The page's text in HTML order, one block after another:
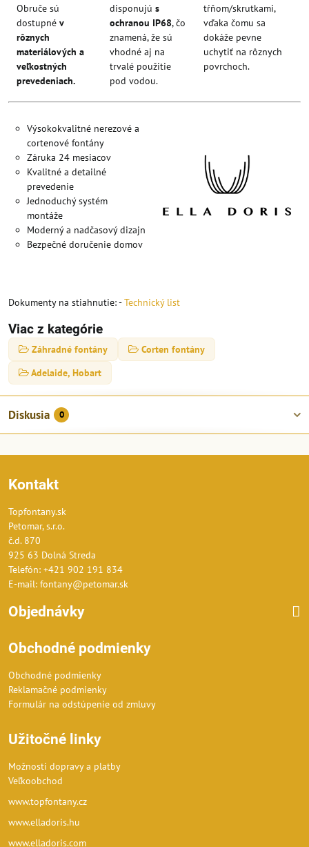
Obruče sú
dostupné v
rôznych
materiálových a
veľkostných
prevedeniach.
disponujú s
ochranou IP68, čo
znamená, že sú
vhodné aj na
trvalé použitie
pod vodou.
tŕňom/skrutkami,
vďaka čomu sa
dokáže pevne
uchytiť na rôznych
povrchoch.
Výsokokvalitné nerezové a
cortenové fontány
Záruka 24 mesiacov
Kvalitné a detailné
prevedenie
Jednoduchý systém
montáže
Moderný a nadčasový dizajn
Bezpečné doručenie domov
Dokumenty na stiahnutie: -Technický list
Viac z kategórie
Záhradné fontány
Corten fontány
Adelaide, Hobart
Diskusia 0
Kontakt
Topfontany.sk
Petomar, s.r.o.
č.d. 870
925 63 Dolná Streda
Telefón: +421 902 191 834
E-mail: fontany@petomar.sk
Objednávky
Obchodné podmienky
Obchodné podmienky
Reklamačné podmienky
Formulár na odstúpenie od zmluvy
Užitočné linky
Možnosti dopravy a platby
Veľkoobchod
www.topfontany.cz
www.elladoris.hu
www.elladoris.com